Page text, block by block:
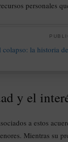
personales
y el
a estos
Mientras su